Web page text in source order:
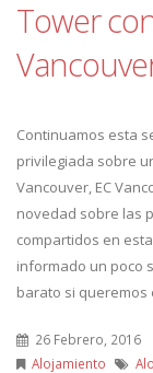
Tower
Continuamos esta
privilegiada sobre
Vancouver, EC
novedad sobre las
compartidos en
informado un poco
barato si queremos
26 Febrero, 2016
Alojamiento